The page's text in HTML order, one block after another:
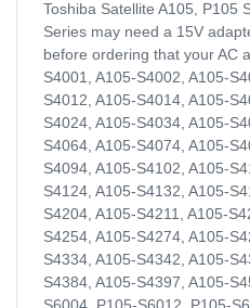
Toshiba Satellite A105, P105
Series may need a 15V
before ordering that your AC
S4001, A105-S4002, A105-
S4012, A105-S4014, A105-
S4024, A105-S4034, A105-
S4064, A105-S4074, A105-
S4094, A105-S4102, A105-
S4124, A105-S4132, A105-
S4204, A105-S4211, A105-
S4254, A105-S4274, A105-
S4334, A105-S4342, A105-
S4384, A105-S4397, A105-